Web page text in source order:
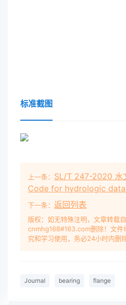
标准截图
上一条： SL/T 247-2020 水
Code for hydrologic
下一条： 返回列表
版权：如无特殊注明，文章转载
cnmhg168#163.com删除！文件
究和学习使用，务必24小时内删除
Journal bearing flange